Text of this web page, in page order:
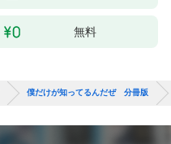
無料
僕だけが知ってるんだぜ 分冊版